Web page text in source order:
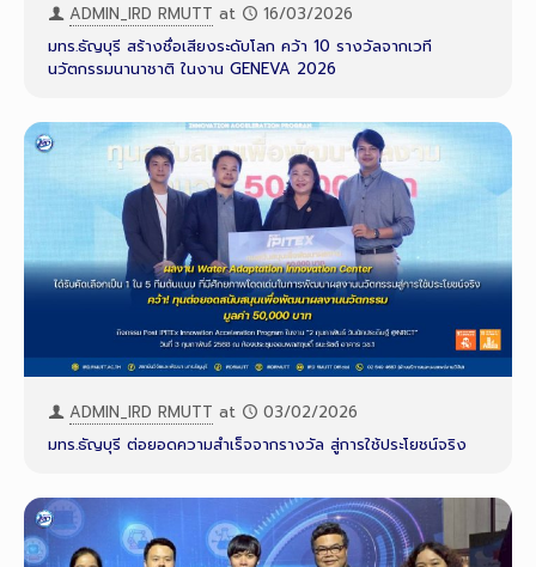
ADMIN_IRD RMUTT at
16/03/2026
มทร.ธัญบุรี สร้างชื่อเสียงระดับโลก คว้า 10 รางวัลจากเวที
นวัตกรรมนานาชาติ ในงาน GENEVA 2026
ADMIN_IRD RMUTT at
03/02/2026
มทร.ธัญบุรี ต่อยอดความสำเร็จจากรางวัล สู่การใช้ประโยชน์จริง